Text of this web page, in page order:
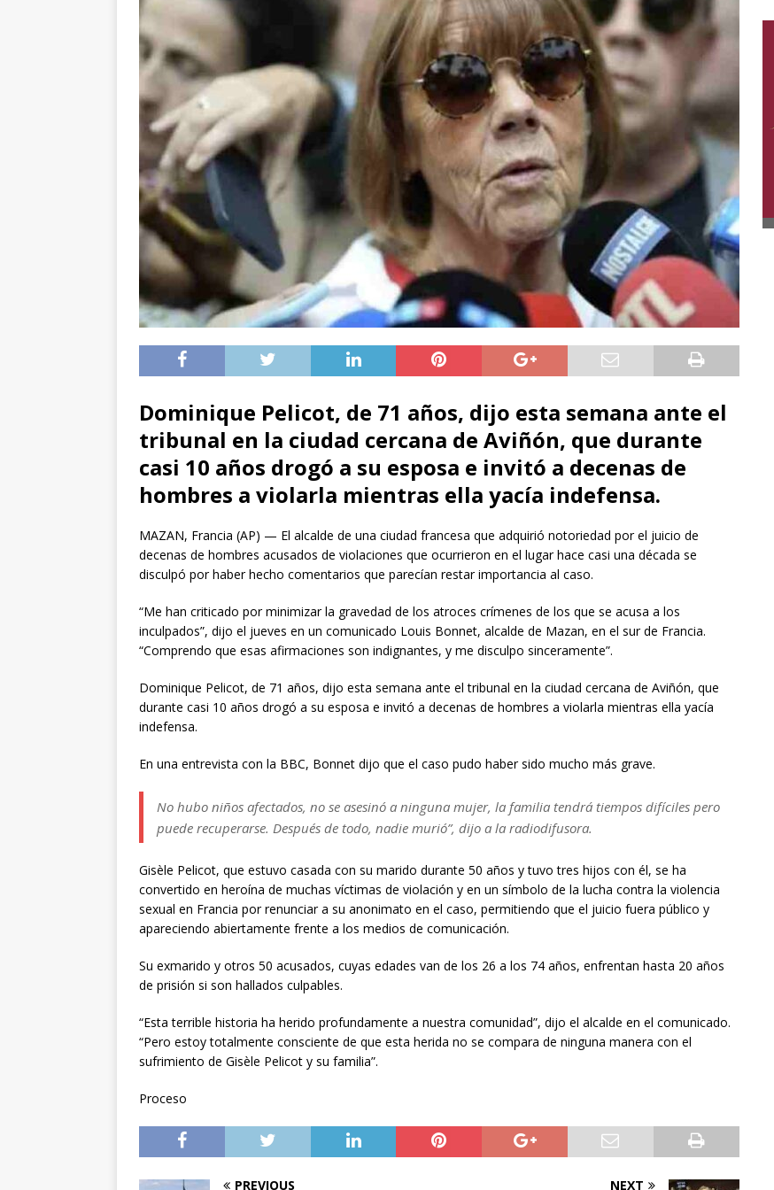
Dominique Pelicot, de 71 años, dijo esta semana ante el
tribunal en la ciudad cercana de Aviñón, que durante
casi 10 años drogó a su esposa e invitó a decenas de
hombres a violarla mientras ella yacía indefensa.
MAZAN, Francia (AP) — El alcalde de una ciudad francesa que adquirió notoriedad por el juicio de
decenas de hombres acusados de violaciones que ocurrieron en el lugar hace casi una década se
disculpó por haber hecho comentarios que parecían restar importancia al caso.
“Me han criticado por minimizar la gravedad de los atroces crímenes de los que se acusa a los
inculpados”, dijo el jueves en un comunicado Louis Bonnet, alcalde de Mazan, en el sur de Francia.
“Comprendo que esas afirmaciones son indignantes, y me disculpo sinceramente”.
Dominique Pelicot, de 71 años, dijo esta semana ante el tribunal en la ciudad cercana de Aviñón, que
durante casi 10 años drogó a su esposa e invitó a decenas de hombres a violarla mientras ella yacía
indefensa.
En una entrevista con la BBC, Bonnet dijo que el caso pudo haber sido mucho más grave.
No hubo niños afectados, no se asesinó a ninguna mujer, la familia tendrá tiempos difíciles pero
puede recuperarse. Después de todo, nadie murió”, dijo a la radiodifusora.
Gisèle Pelicot, que estuvo casada con su marido durante 50 años y tuvo tres hijos con él, se ha
convertido en heroína de muchas víctimas de violación y en un símbolo de la lucha contra la violencia
sexual en Francia por renunciar a su anonimato en el caso, permitiendo que el juicio fuera público y
apareciendo abiertamente frente a los medios de comunicación.
Su exmarido y otros 50 acusados, cuyas edades van de los 26 a los 74 años, enfrentan hasta 20 años
de prisión si son hallados culpables.
“Esta terrible historia ha herido profundamente a nuestra comunidad”, dijo el alcalde en el comunicado.
“Pero estoy totalmente consciente de que esta herida no se compara de ninguna manera con el
sufrimiento de Gisèle Pelicot y su familia”.
Proceso
PREVIOUS NEXT